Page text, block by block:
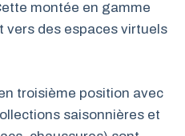
montée en gamme
vers des espaces virtuels
troisième position avec
saisonnières et